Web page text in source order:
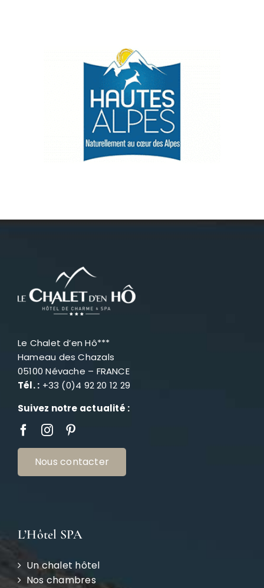
Le Chalet d’en Hô***
Hameau des Chazals
05100 Névache – FRANCE
Tél. : +33 (0)4 92 20 12 29
Suivez notre actualité :
Nous contacter
L’Hôtel SPA
Un chalet hôtel
Nos chambres